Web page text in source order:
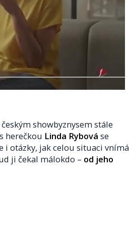
showbyznysem stále
herečkou Linda Rybová se
i otázky, jak celou situaci vnímá
ji čekal málokdo – od jeho